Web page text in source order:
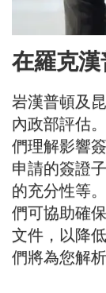
在羅克
岩漢普頓及
內政部評估
們理解影響
申請的簽證
的充分性等
們可協助確
文件，以降
們將為您解